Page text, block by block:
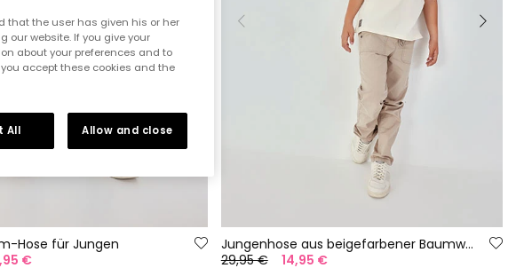
Hose für Jungen
€
Jungenhose aus beigefarbener Baumwolle
29,95 €
14,95 €
that the user has given his or her
our website. If you give your
about your preferences and to
accept these cookies and the
All Allow and close